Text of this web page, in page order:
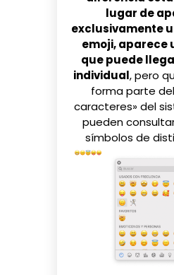
lugar de
exclusivamente
emoji, aparece
que puede
individual, pero
forma parte
caracteres» del
pueden
símbolos de